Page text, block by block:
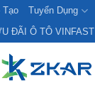
Tạo Tuyển Dụng
ĐÃI Ô TÔ VINFAST